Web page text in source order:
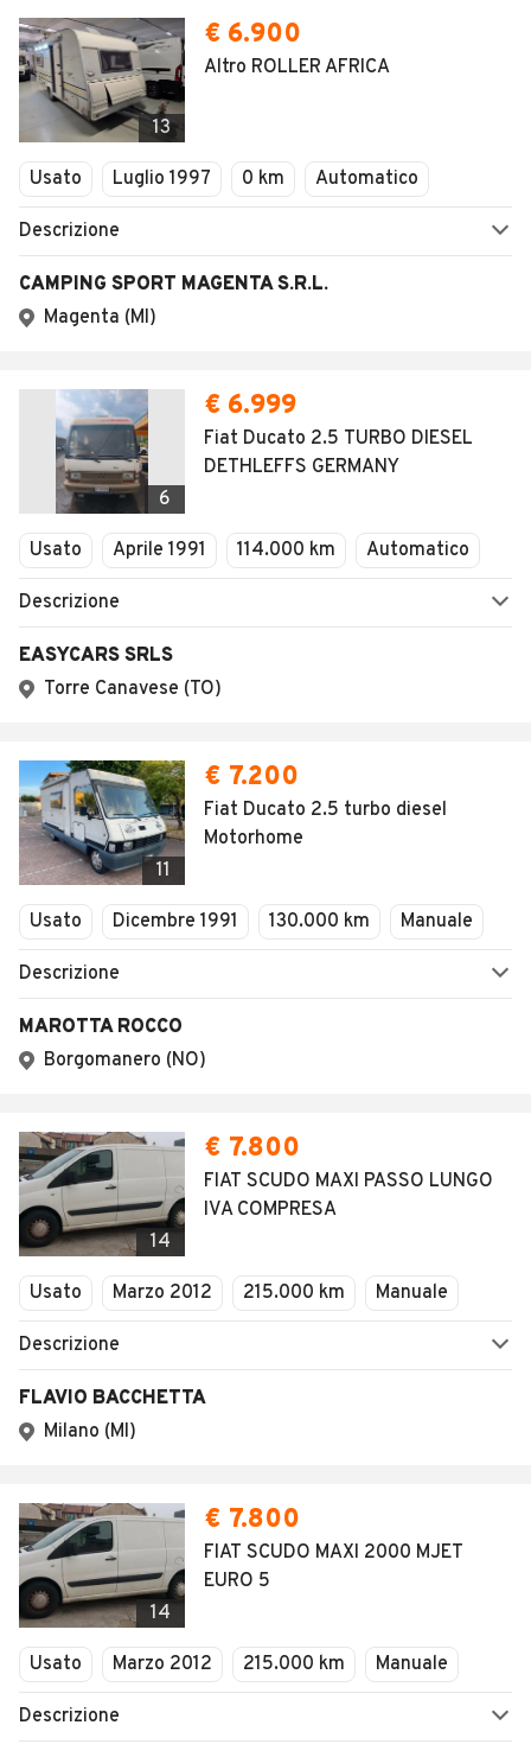
13
€ 6.900
Altro ROLLER AFRICA
Usato Luglio 1997 0 km Automatico
Descrizione
CAMPING SPORT MAGENTA S.R.L.
Magenta (MI)
6
€ 6.999
Fiat Ducato 2.5 TURBO DIESEL
DETHLEFFS GERMANY
Usato Aprile 1991 114.000 km Automatico
Descrizione
EASYCARS SRLS
Torre Canavese (TO)
11
€ 7.200
Fiat Ducato 2.5 turbo diesel
Motorhome
Usato Dicembre 1991 130.000 km Manuale
Descrizione
MAROTTA ROCCO
Borgomanero (NO)
14
€ 7.800
FIAT SCUDO MAXI PASSO LUNGO
IVA COMPRESA
Usato Marzo 2012 215.000 km Manuale
Descrizione
FLAVIO BACCHETTA
Milano (MI)
14
€ 7.800
FIAT SCUDO MAXI 2000 MJET
EURO 5
Usato Marzo 2012 215.000 km Manuale
Descrizione